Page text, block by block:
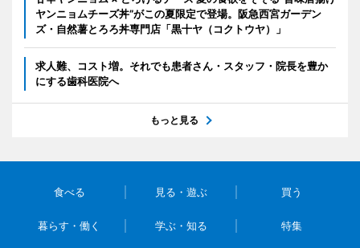
ヤンニョムチーズ丼”がこの夏限定で登場。阪急西宮ガーデン
ズ・自然薯とろろ丼専門店「黒十ヤ（コクトウヤ）」
求人難、コスト増。それでも患者さん・スタッフ・院長を豊か
にする歯科医院へ
もっと見る
食べる 見る・遊ぶ 買う
暮らす・働く 学ぶ・知る 特集